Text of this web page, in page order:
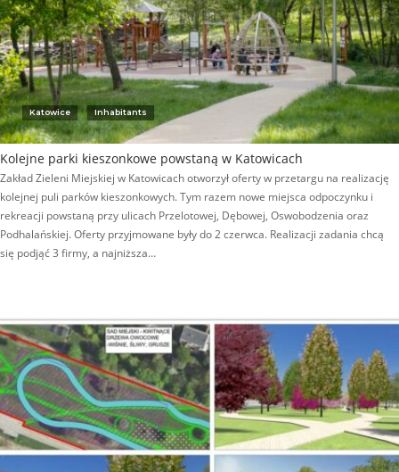
Katowice Inhabitants
Kolejne parki kieszonkowe powstaną w Katowicach
Zakład Zieleni Miejskiej w Katowicach otworzył oferty w przetargu na realizację
kolejnej puli parków kieszonkowych. Tym razem nowe miejsca odpoczynku i
rekreacji powstaną przy ulicach Przelotowej, Dębowej, Oswobodzenia oraz
Podhalańskiej. Oferty przyjmowane były do 2 czerwca. Realizacji zadania chcą
się podjąć 3 firmy, a najniższa…